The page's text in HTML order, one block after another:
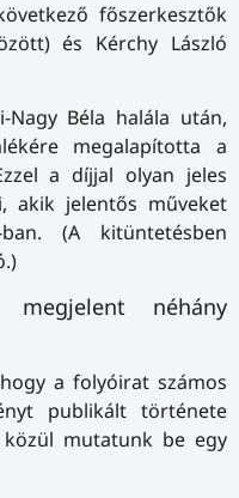
főszerkesztők
és Kérchy László
Nagy Béla halála után,
megalapította a
a díjjal olyan jeles
akik jelentős műveket
(A kitüntetésben
néhány
a folyóirat számos
publikált története
mutatunk be egy